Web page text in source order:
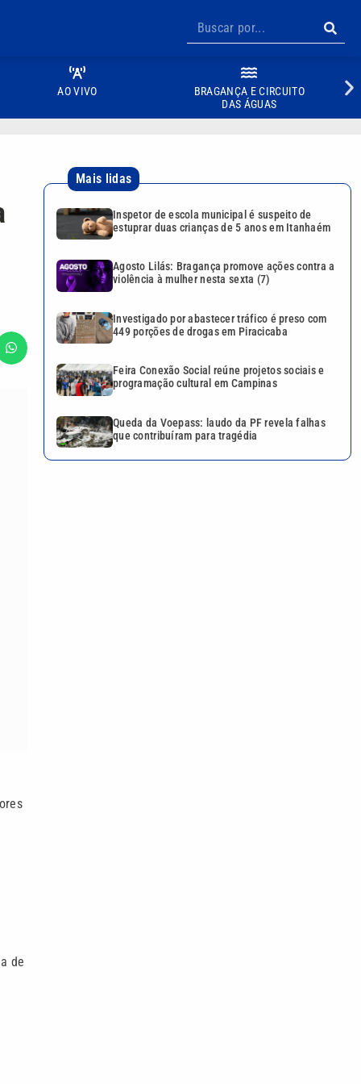
AO VIVO
BRAGANÇA E CIRCUITO
DAS ÁGUAS
de
Mais lidas
Inspetor de escola municipal é suspeito de
estuprar duas crianças de 5 anos em Itanhaém
Agosto Lilás: Bragança promove ações contra a
violência à mulher nesta sexta (7)
Investigado por abastecer tráfico é preso com
449 porções de drogas em Piracicaba
Feira Conexão Social reúne projetos sociais e
programação cultural em Campinas
Queda da Voepass: laudo da PF revela falhas
que contribuíram para tragédia